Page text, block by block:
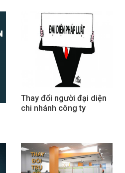
Thay đổi người đại diện
chi nhánh công ty